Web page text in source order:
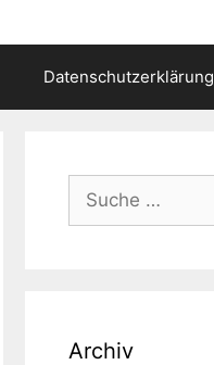
Datenschutzerklärung
Suche
nach:
Archiv